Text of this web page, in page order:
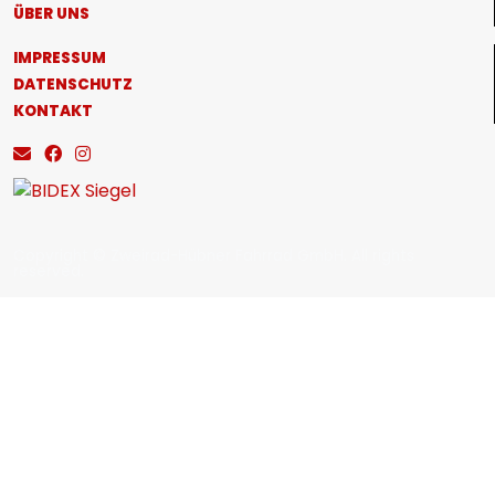
ÜBER UNS
IMPRESSUM
DATENSCHUTZ
KONTAKT